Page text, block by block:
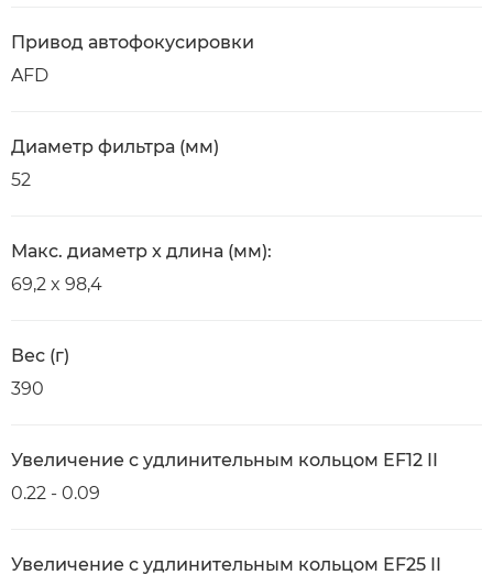
Привод автофокусировки
AFD
Диаметр фильтра (мм)
52
Макс. диаметр x длина (мм):
69,2 x 98,4
Вес (г)
390
Увеличение с удлинительным кольцом EF12 II
0.22 - 0.09
Увеличение с удлинительным кольцом EF25 II